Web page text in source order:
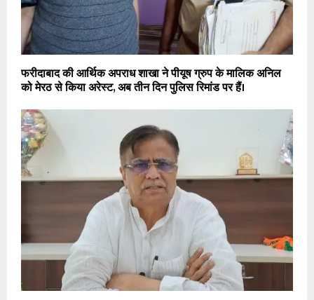
फरीदाबाद की आर्थिक अपराध शाखा ने पीयूष ग्रुप के मालिक अनिल
को मेरठ से किया अरेस्ट, अब तीन दिन पुलिस रिमांड पर हैं।